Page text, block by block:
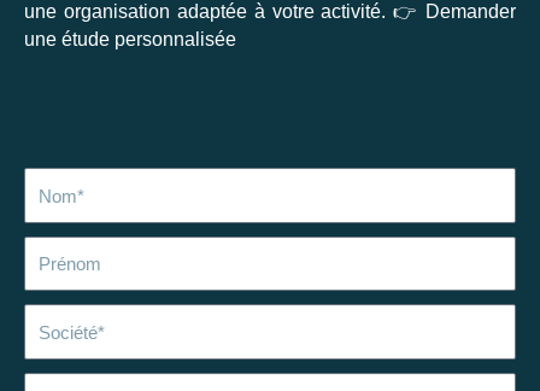
une organisation adaptée à votre activité. 👉 Demander
une étude personnalisée